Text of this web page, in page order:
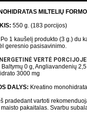
MILTELIŲ
550 g. (183 porcijos)
Po 1 kaušelį produkto (3 g.) du
geresnio pasisavinimo.
VERTĖ
0 g, Angliavandenių
3000 mg
DALYS: Kreatino
pradedant vartoti
pakaitalas. Svarbu